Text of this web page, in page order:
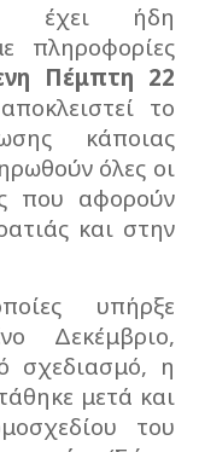
έχει ήδη
πληροφορίες
Πέμπτη 22
το
κάποιας
όλες οι
που αφορούν
και στην
υπήρξε
Δεκέμβριο,
σχεδιασμό, η
μετά και
του